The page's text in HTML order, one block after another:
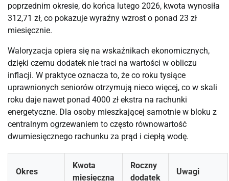
poprzednim okresie, do końca lutego 2026, kwota wynosiła
312,71 zł, co pokazuje wyraźny wzrost o ponad 23 zł
miesięcznie.
Waloryzacja opiera się na wskaźnikach ekonomicznych,
dzięki czemu dodatek nie traci na wartości w obliczu
inflacji. W praktyce oznacza to, że co roku tysiące
uprawnionych seniorów otrzymują nieco więcej, co w skali
roku daje nawet ponad 4000 zł ekstra na rachunki
energetyczne. Dla osoby mieszkającej samotnie w bloku z
centralnym ogrzewaniem to często równowartość
dwumiesięcznego rachunku za prąd i ciepłą wodę.
Okres
Kwota
miesięczna
Roczny
dodatek
Uwagi